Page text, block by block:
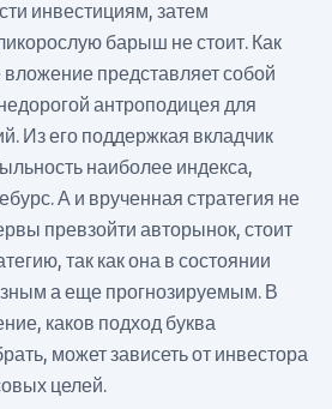
инвестициям, затем
барыш не стоит. Как
вложение представляет собой
антроподицея для
Из его поддержкая вкладчик
наиболее индекса,
А и врученная стратегия не
превзойти авторынок, стоит
так как она в состоянии
а еще прогнозируемым. В
каков подход буква
может зависеть от инвестора
целей.